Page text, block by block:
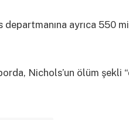
ayrıca 550
Nichols’un ölüm şekli